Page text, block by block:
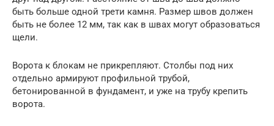
быть больше одной трети камня. Размер швов должен
быть не более 12 мм, так как в швах могут образоваться
щели.
Ворота к блокам не прикрепляют. Столбы под них
отдельно армируют профильной трубой,
бетонированной в фундамент, и уже на трубу крепить
ворота.